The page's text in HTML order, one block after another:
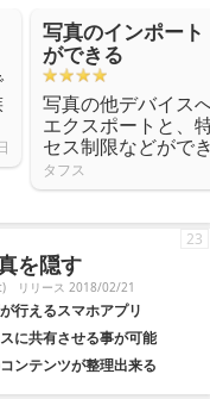
写真のインポー
ができる
写真の他デバイス
エクスポートと、
セス制限などがで
タフス
を隠す
リリース 2018/02/21
行えるスマホアプリ
に共有させる事が可能
ンテンツが整理出来る
23